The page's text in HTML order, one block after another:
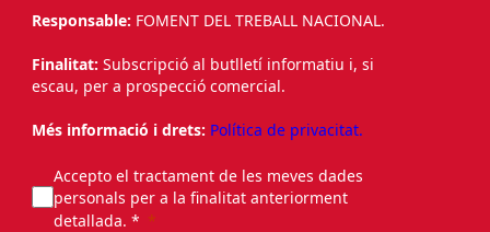
Responsable: FOMENT DEL TREBALL NACIONAL.
Finalitat: Subscripció al butlletí informatiu i, si
escau, per a prospecció comercial.
Més informació i drets: Política de privacitat.
Accepto el tractament de les meves dades
personals per a la finalitat anteriorment
detallada. *